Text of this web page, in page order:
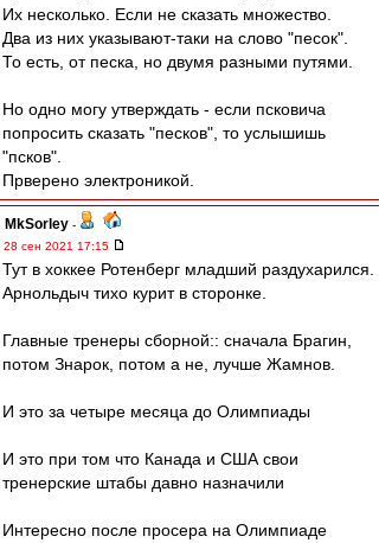
Их несколько. Если не сказать множество.
Два из них указывают-таки на слово "песок".
То есть, от песка, но двумя разными путями.
Но одно могу утверждать - если псковича
попросить сказать "песков", то услышишь
"псков".
Прверено электроникой.
MkSorley -
28 сен 2021 17:15
Тут в хоккее Ротенберг младший раздухарился.
Арнольдыч тихо курит в сторонке.
Главные тренеры сборной:: сначала Брагин,
потом Знарок, потом а не, лучше Жамнов.
И это за четыре месяца до Олимпиады
И это при том что Канада и США свои
тренерские штабы давно назначили
Интересно после просера на Олимпиаде